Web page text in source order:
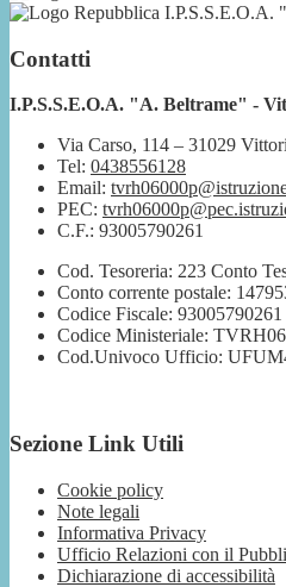
I.P.S.S.E.O.A.
Contatti
I.P.S.S.E.O.A. "A. Beltrame" -
Via Carso, 114 – 31029
Tel: 0438556128
Email:
PEC:
C.F.: 93005790261
Cod. Tesoreria: 223 Conto
Conto corrente postale:
Codice Fiscale: 93005790261
Codice Ministeriale:
Cod.Univoco Ufficio:
Sezione Link Utili
Cookie policy
Note legali
Informativa Privacy
Ufficio Relazioni con il
Dichiarazione di accessibilità